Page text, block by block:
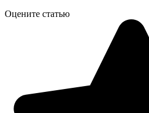
Оцените статью